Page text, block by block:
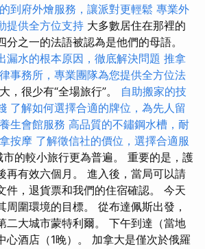
到府外燴服務，讓派對更輕鬆 專業外
提供全方位支持 大多數居住在那裡的
分之一的法語被認為是他們的母語。
漏水的根本原因，徹底解決問題 推拿
事務所，專業團隊為您提供全方位法
，很少有“全場旅行”。 自助搬家的技
了解如何選擇合適的牌位，為先人留
生會館服務 高品質的不鏽鋼水槽，耐
按摩 了解徵信社的價位，選擇合適服
的較小旅行更為普遍。 重要的是，護
再有效六個月。 進入後，當局可以請
件，退貨票和我們的住宿確認。 今天
周圍環境的目標。 從布達佩斯出發，
二大城市蒙特利爾。 下午到達（當地
心酒店（1晚）。 加拿大是僅次於俄羅